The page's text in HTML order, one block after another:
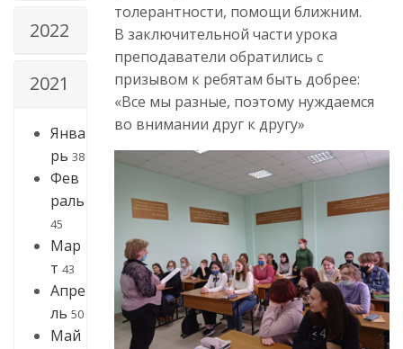
2022
2021
Янва
рь 38
Фев
раль
45
Мар
т 43
Апре
ль 50
Май
толерантности, помощи ближним.
В заключительной части урока
преподаватели обратились с
призывом к ребятам быть добрее:
«Все мы разные, поэтому нуждаемся
во внимании друг к другу»